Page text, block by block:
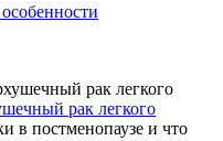
рак легкого